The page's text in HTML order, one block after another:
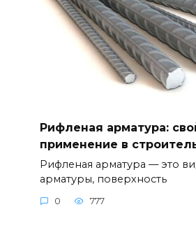
Рифленая арматура:
применение в
Рифленая арматура — это
арматуры, поверхность
0 777